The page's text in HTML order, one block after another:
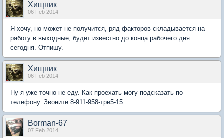
Хищник
06 Feb 2014
Я хочу, но может не получится, ряд факторов складывается на
работу в выходные, будет известно до конца рабочего дня
сегодня. Отпишу.
Хищник
06 Feb 2014
Ну я уже точно не еду. Как проехать могу подсказать по
телефону. Звоните 8-911-958-три5-15
Borman-67
07 Feb 2014